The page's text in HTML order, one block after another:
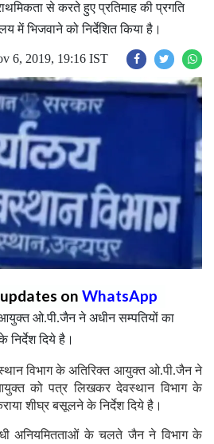
से करते हुए प्रतिमाह की प्रगति
में भिजवाने को निर्देशित किया है।
6, 2019, 19:16 IST
on WhatsApp
ओ.पी.जैन ने अधीन सम्पतियों का
निर्देश दिये है।
विभाग के अतिरिक्त आयुक्त ओ.पी.जैन ने
को पत्र लिखकर देवस्थान विभाग के
शीघ्र बसूलने के निर्देश दिये है।
अनियमितताओं के चलते जैन ने विभाग के